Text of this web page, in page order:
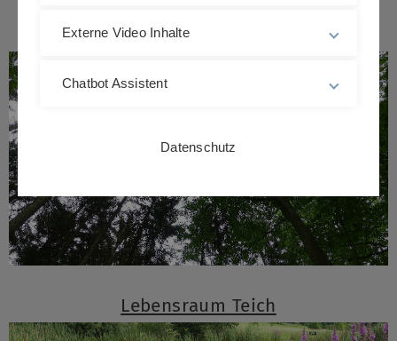
Lebensraum Wald
Lebensraum Teich
Externe Video Inhalte
Chatbot Assistent
Datenschutz